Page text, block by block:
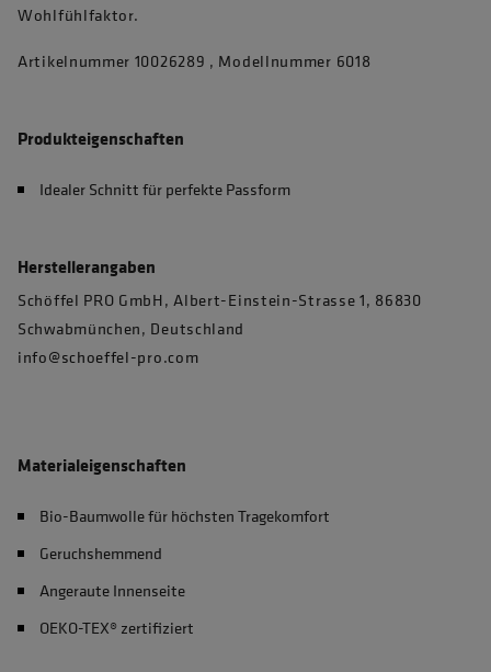
Wohlfühlfaktor.
Artikelnummer 10026289 , Modellnummer 6018
Produkteigenschaften
Idealer Schnitt für perfekte Passform
Herstellerangaben
Schöffel PRO GmbH, Albert-Einstein-Strasse 1, 86830
Schwabmünchen, Deutschland
info@schoeffel-pro.com
Materialeigenschaften
Bio-Baumwolle für höchsten Tragekomfort
Geruchshemmend
Angeraute Innenseite
OEKO-TEX® zertifiziert